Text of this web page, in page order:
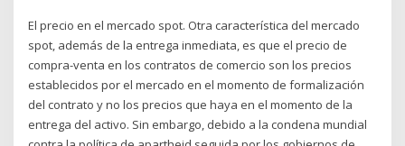
El precio en el mercado spot. Otra característica del mercado
spot, además de la entrega inmediata, es que el precio de
compra-venta en los contratos de comercio son los precios
establecidos por el mercado en el momento de formalización
del contrato y no los precios que haya en el momento de la
entrega del activo. Sin embargo, debido a la condena mundial